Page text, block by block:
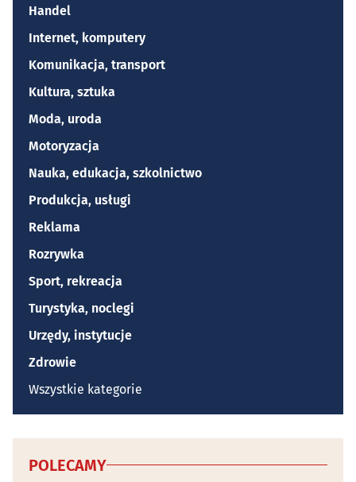
Handel
Internet, komputery
Komunikacja, transport
Kultura, sztuka
Moda, uroda
Motoryzacja
Nauka, edukacja, szkolnictwo
Produkcja, usługi
Reklama
Rozrywka
Sport, rekreacja
Turystyka, noclegi
Urzędy, instytucje
Zdrowie
Wszystkie kategorie
POLECAMY